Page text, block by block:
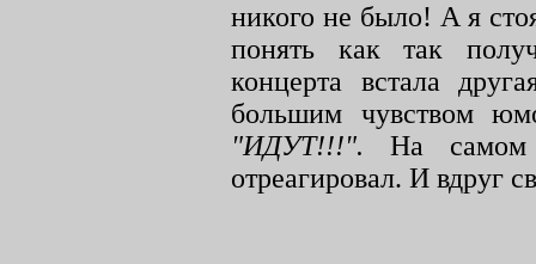
никого не было! А я
понять как так
концерта встала
большим чувством
"ИДУТ!!!". На
отреагировал. И вдруг